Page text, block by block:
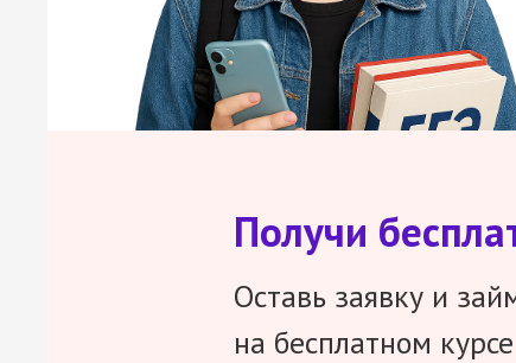
Получи
Оставь заявку и
на бесплатном